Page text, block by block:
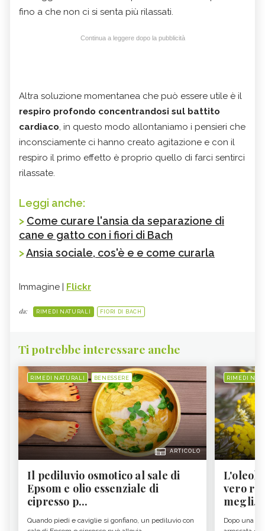
fino a che non ci si senta più rilassati.
Continua a leggere dopo la pubblicità
Altra soluzione momentanea che può essere utile è il
respiro profondo concentrandosi sul battito
cardiaco, in questo modo allontaniamo i pensieri che
inconsciamente ci hanno creato agitazione e con il
respiro il primo effetto è proprio quello di farci sentirci
rilassate.
Leggi anche:
> Come curare l'ansia da separazione di
cane e gatto con i fiori di Bach
>Ansia sociale, cos'è e e come curarla
Immagine | Flickr
da: RIMEDI NATURALI FIORI DI BACH
Ti potrebbe interessare anche
RIMEDI NATURALI BENESSERE
ARTICOLO
Il pediluvio osmotico al sale di
Epsom e olio essenziale di
cipresso p...
Quando piedi e caviglie si gonfiano, un pediluvio con
RIMEDI
vero re
megli...
Dopo una